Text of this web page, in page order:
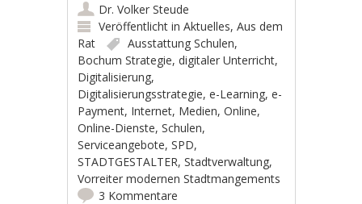
Dr. Volker Steude
Veröffentlicht inAktuelles,Aus dem
Rat
Ausstattung Schulen,
Bochum Strategie,digitaler Unterricht,
Digitalisierung,
Digitalisierungsstrategie,e-Learning,e-
Payment, Internet, Medien,Online,
Online-Dienste,Schulen,
Serviceangebote,SPD,
STADTGESTALTER,Stadtverwaltung,
Vorreiter modernen Stadtmangements
3 Kommentare